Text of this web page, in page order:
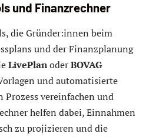
und Finanzrechner
die Gründer:innen beim
und der Finanzplanung
LivePlanoderBOVAG
und automatisierte
Prozess vereinfachen und
helfen dabei, Einnahmen
zu projizieren und die